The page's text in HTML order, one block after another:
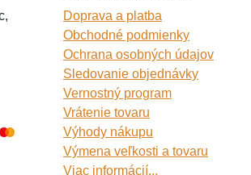
Doprava a platba
Obchodné podmienky
Ochrana osobných údajov
Sledovanie objednávky
Vernostný program
Vrátenie tovaru
Výhody nákupu
Výmena veľkosti a tovaru
Viac informácií...